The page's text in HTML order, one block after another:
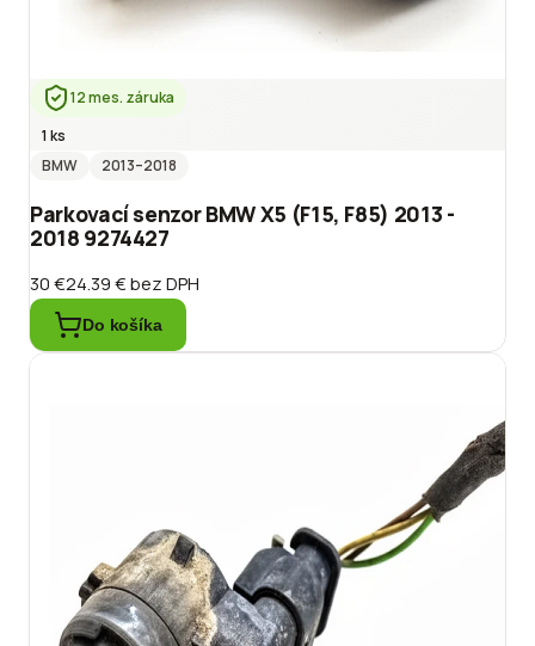
12 mes. záruka
1 ks
BMW
2013–2018
Parkovací senzor BMW X5 (F15, F85) 2013 -
2018 9274427
30 €24.39 €bez DPH
Do košíka